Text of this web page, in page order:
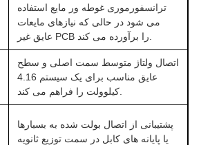
ترانسفورموری غوطه ور مایع استفاده
می شود در حالی که نیازهای مایعات
اتصال ولتاژ متوسط سمت اصلی و سطح
عایق مناسب برای یک سیستم 4.16
پشتیبانی از اتصال بولت شده به بسبارها
یا پایانه های کابل در سمت توزیع ثانویه